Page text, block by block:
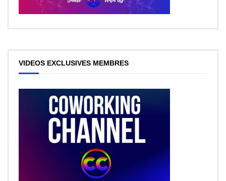
VIDEOS EXCLUSIVES MEMBRES